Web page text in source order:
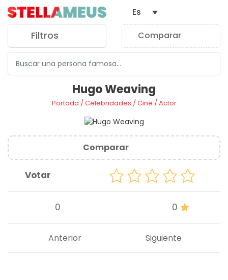
Filtros Comparar
Es
Hugo Weaving
Portada /Celebridades /Cine /Actor
Comparar
Votar
0 0
Siguiente
Anterior